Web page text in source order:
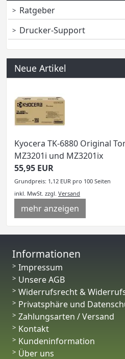
Ratgeber
Drucker-Support
Neue Artikel
Kyocera TK-6880 Original
MZ3201i und MZ3201ix
55,95 EUR
Grundpreis: 1,12 EUR pro 100 Seiten
inkl. MwSt. zzgl. Versand
mehr anzeigen
Informationen
Impressum
Unsere AGB
Widerrufsrecht &
Privatsphäre und
Zahlungsarten / Versand
Kontakt
Kundeninformation
Über uns